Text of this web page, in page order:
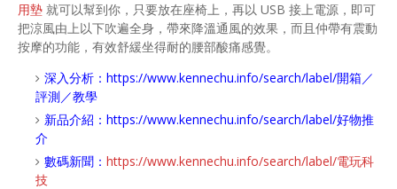
用墊 就可以幫到你，只要放在座椅上，再以 USB 接上電源，即可
把涼風由上以下吹遍全身，帶來降溫通風的效果，而且仲帶有震動
按摩的功能，有效舒緩坐得耐的腰部酸痛感覺。
深入分析： https://www.kennechu.info/search/label/開箱／
評測／教學
新品介紹： https://www.kennechu.info/search/label/好物推
介
數碼新聞： https://www.kennechu.info/search/label/電玩科
技